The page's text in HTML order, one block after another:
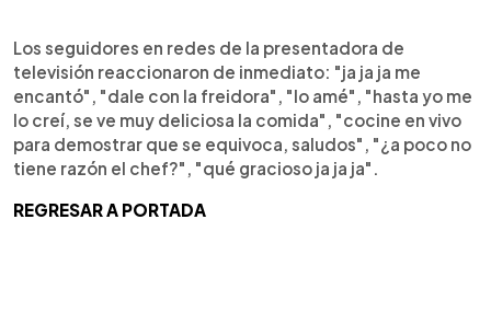
Los seguidores en redes de la presentadora de
televisión reaccionaron de inmediato: "ja ja ja me
encantó", "dale con la freidora", "lo amé", "hasta yo me
lo creí, se ve muy deliciosa la comida", "cocine en vivo
para demostrar que se equivoca, saludos", "¿a poco no
tiene razón el chef?", "qué gracioso ja ja ja".
REGRESAR A PORTADA